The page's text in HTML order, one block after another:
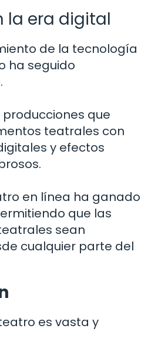
la era digital
de la tecnología
ha seguido
que
teatrales con
y efectos
en línea ha ganado
que las
sean
cualquier parte del
es vasta y